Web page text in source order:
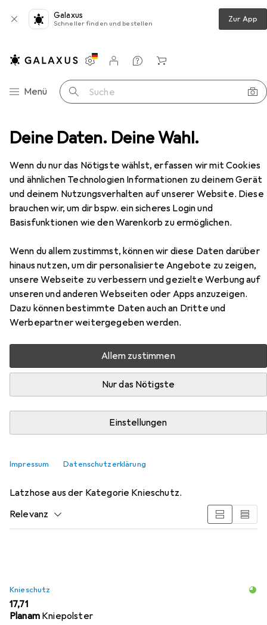
Deine Daten. Deine Wahl.
Wenn du nur das Nötigste wählst, erfassen wir mit Cookies
und ähnlichen Technologien Informationen zu deinem Gerät
und deinem Nutzungsverhalten auf unserer Website. Diese
brauchen wir, um dir bspw. ein sicheres Login und
Basisfunktionen wie den Warenkorb zu ermöglichen.
Wenn du allem zustimmst, können wir diese Daten darüber
hinaus nutzen, um dir personalisierte Angebote zu zeigen,
unsere Webseite zu verbessern und gezielte Werbung auf
unseren und anderen Webseiten oder Apps anzuzeigen.
Dazu können bestimmte Daten auch an Dritte und
Werbepartner weitergegeben werden.
Allem zustimmen
Nur das Nötigste
Einstellungen
Impressum Datenschutzerklärung
Galaxus
Schneller finden und bestellen Zur App
Navigation nach Kategorien
Menü Suche
Einstellungen
Kundenkonto
Vergleichslisten
Merklisten
Warenkorb
Arbeitsbekleidung Arbeitshose Planam Latzhose
EUR
42,18
PlanamLatzhose
7 Grössen
Latzhose aus der Kategorie Knieschutz.
Relevanz
Knieschutz
EUR
17,71
Planam Kniepolster